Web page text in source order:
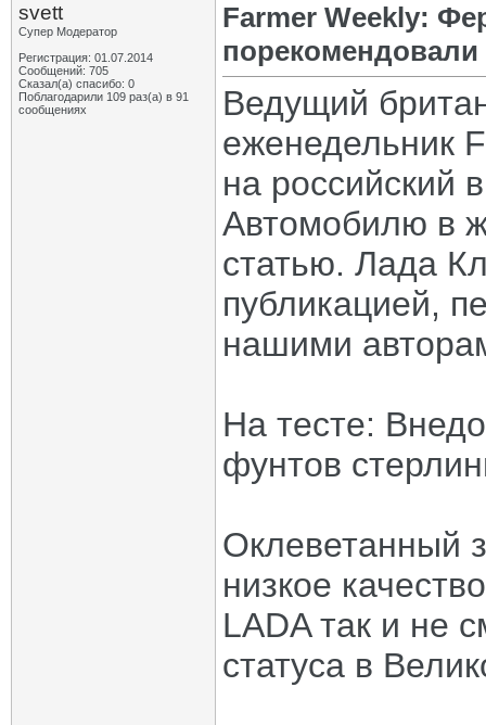
svett
Супер Модератор
Регистрация: 01.07.2014
Сообщений: 705
Сказал(а) спасибо: 0
Поблагодарили 109 раз(а) в 91
сообщениях
Farmer Weekly:
Ведущий
еженедельник
на российский
Автомобилю в
статью. Лада
публикацией,
нашими
На тесте:
фунтов
Оклеветанный
низкое
LADA так и не
статуса в